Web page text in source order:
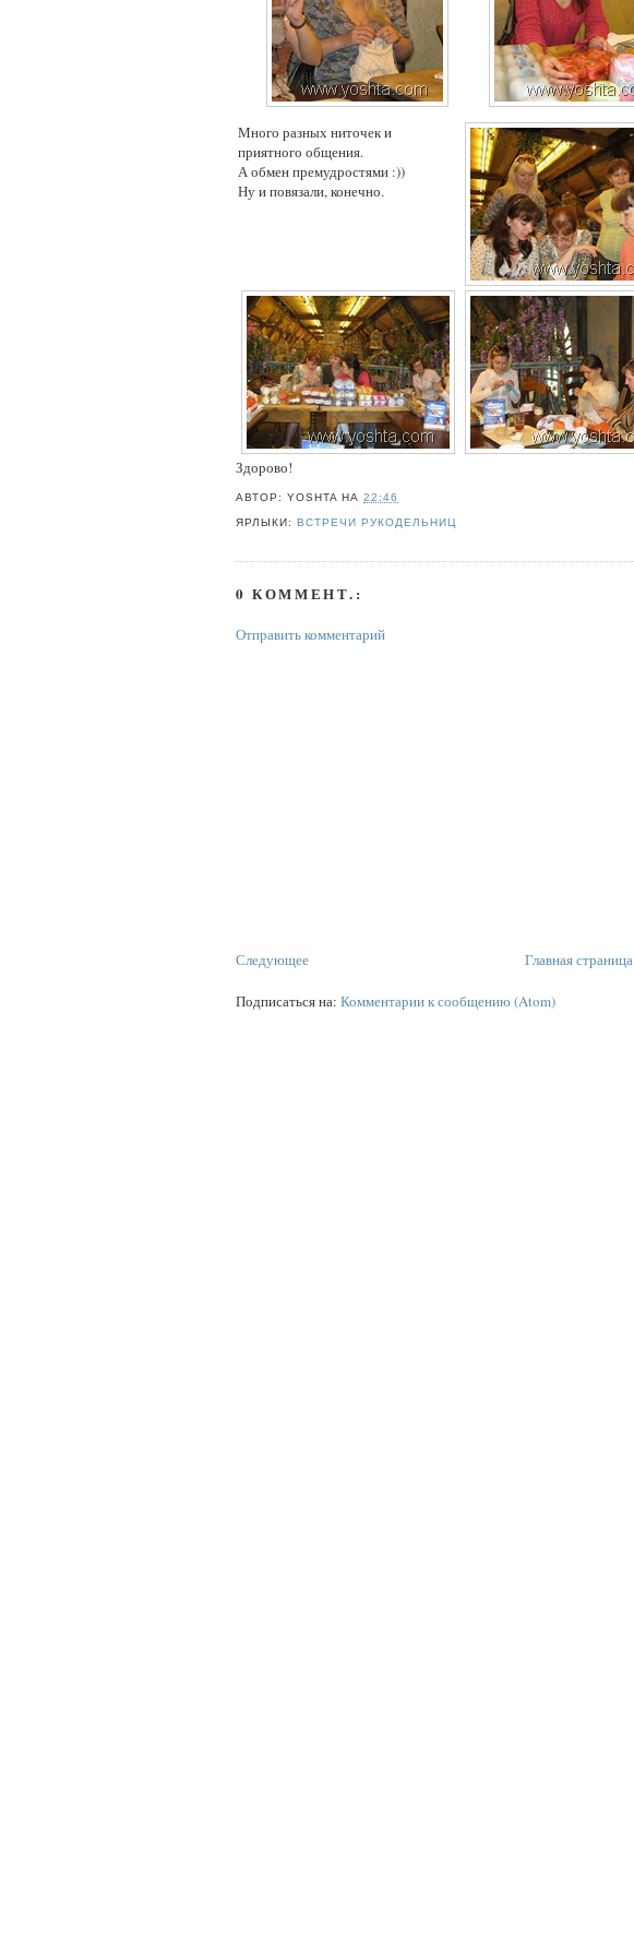
Много разных ниточек и
приятного общения.
А обмен премудростями :))
Ну и повязали, конечно.
Здорово!
АВТОР:YOSHTA НА22:46
ЯРЛЫКИ:ВСТРЕЧИ РУКОДЕЛЬНИЦ
0 КОММЕНТ.:
Отправить комментарий
Следующее Главная страница
Подписаться на: Комментарии к сообщению (Atom)